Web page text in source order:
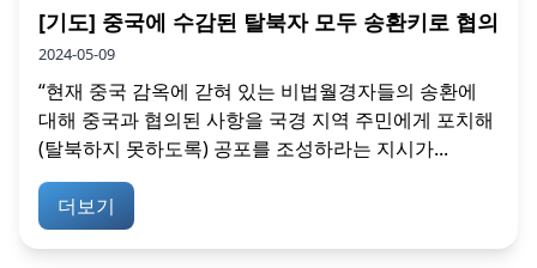
[기도] 중국에 수감된 탈북자 모두 송환키로 협의
2024-05-09
“현재 중국 감옥에 갇혀 있는 비법월경자들의 송환에
대해 중국과 협의된 사항을 국경 지역 주민에게 포치해
(탈북하지 못하도록) 공포를 조성하라는 지시가...
더보기